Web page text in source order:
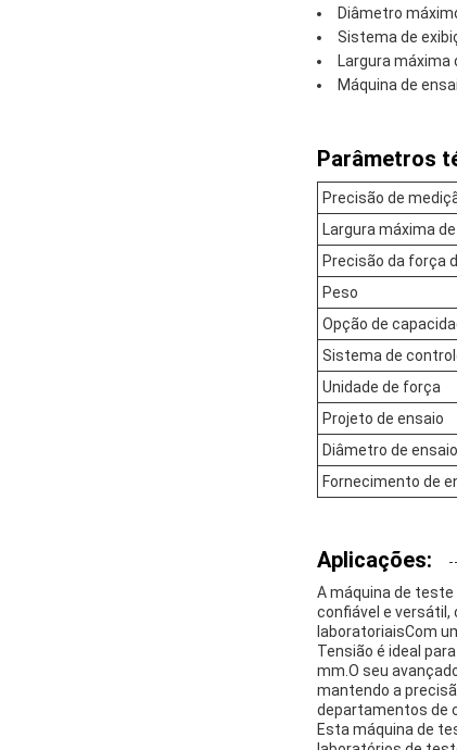
Diâmetro
Sistema de
Largura máxima
Máquina de
Parâmetros
Precisão de
Largura máxima
Precisão da força
Peso
Opção de
Sistema de
Unidade de força
Projeto de ensaio
Diâmetro de ensaio
Fornecimento de
Aplicações:
A máquina de
confiável e versátil,
laboratoriaisCom
Tensião é ideal
mm.O seu
mantendo a
departamentos de
Esta máquina de